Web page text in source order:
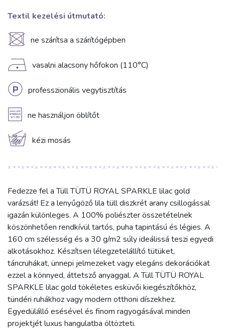
Textil kezelési útmutató:
U ne szárítsa a szárítógépben
D vasalni alacsony hőfokon (110°C)
L professzionális vegytisztítás
A ne használjon öblítőt
c kézi mosás
Fedezze fel a Tüll TÜTÜ ROYAL SPARKLE lilac gold
varázsát! Ez a lenyűgöző lila tüll diszkrét arany csillogással
igazán különleges. A 100% poliészter összetételnek
köszönhetően rendkívül tartós, puha tapintású és légies. A
160 cm szélesség és a 30 g/m2 súly ideálissá teszi egyedi
alkotásokhoz. Készítsen lélegzetelállító tütüket,
táncruhákat, ünnepi jelmezeket vagy elegáns dekorációkat
ezzel a könnyed, áttetsző anyaggal. A Tüll TÜTÜ ROYAL
SPARKLE lilac gold tökéletes esküvői kiegészítőkhöz,
tündéri ruhákhoz vagy modern otthoni díszekhez.
Egyedülálló esésével és finom ragyogásával minden
projektjét luxus hangulatba öltözteti.